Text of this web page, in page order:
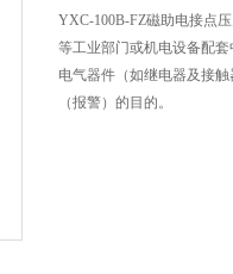
YXC-100B-FZ磁助电接点
等工业部门或机电设备配
电气器件（如继电器及接
（报警）的目的。